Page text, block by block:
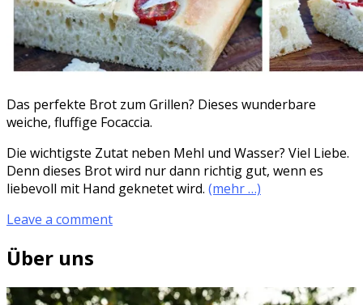
Das perfekte Brot zum Grillen? Dieses wunderbare
weiche, fluffige Focaccia.
Die wichtigste Zutat neben Mehl und Wasser? Viel Liebe.
Denn dieses Brot wird nur dann richtig gut, wenn es
liebevoll mit Hand geknetet wird. (mehr …)
Leave a comment
Über uns